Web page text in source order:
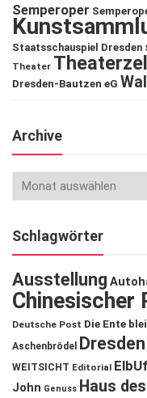
Semperoper
Staatsschauspiel Dresden
Theater
Dresden-Bautzen eG
Archive
Schlagwörter
Ausstellung
Chinesischer
Deutsche Post Die Ente
Aschenbrödel
Dresden
WEITSICHT Editorial
John Genuss Haus